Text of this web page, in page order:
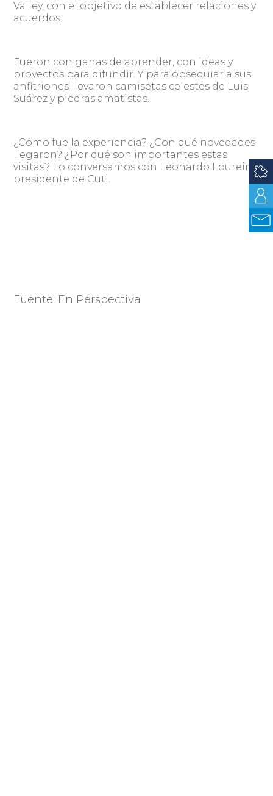
Valley, con el objetivo de establecer relaciones y
acuerdos.
Fueron con ganas de aprender, con ideas y
proyectos para difundir. Y para obsequiar a sus
anfitriones llevaron camisetas celestes de Luis
Suárez y piedras amatistas.
¿Cómo fue la experiencia? ¿Con qué novedades
llegaron? ¿Por qué son importantes estas
visitas? Lo conversamos con Leonardo Loureiro,
presidente de Cuti.
Fuente: En Perspectiva